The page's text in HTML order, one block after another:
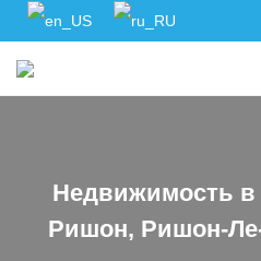
Недвижимость в
Ришон, Ришон-